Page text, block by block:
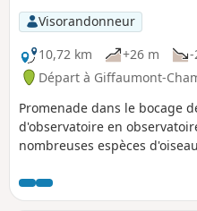
Visorandonneur
10,72 km
+26 m -
Départ à Giffaumont-
Promenade dans le bocage
d'observatoire en
nombreuses espèces